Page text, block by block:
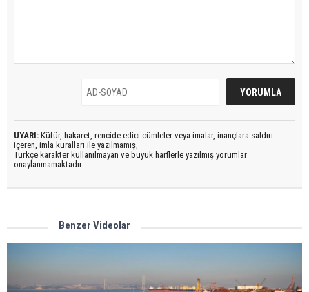
UYARI: Küfür, hakaret, rencide edici cümleler veya imalar, inançlara saldırı
içeren, imla kuralları ile yazılmamış,
Türkçe karakter kullanılmayan ve büyük harflerle yazılmış yorumlar
onaylanmamaktadır.
Benzer Videolar